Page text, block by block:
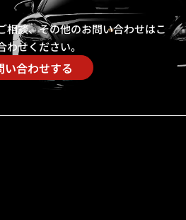
相談、その他のお問い合わせはこ
せください。
い合わせする